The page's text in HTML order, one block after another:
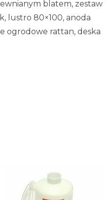
blatem, zestaw
lustro 80×100, anoda
ogrodowe rattan, deska